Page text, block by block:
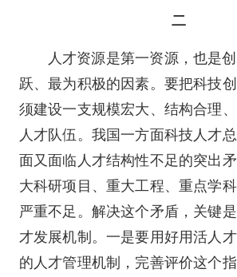
二
人才资源是第一资源，也是
跃、最为积极的因素。要把科技
须建设一支规模宏大、结构合理
人才队伍。我国一方面科技人才
面又面临人才结构性不足的突出
大科研项目、重大工程、重点学
严重不足。解决这个矛盾，关键
才发展机制。一是要用好用活人
的人才管理机制，完善评价这个